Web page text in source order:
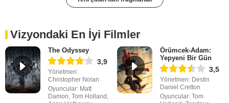
Vizyondaki En İyi Filmler
The Odyssey
3,9
Yönetmen:
Christopher Nolan
Oyuncular: Matt
Damon, Tom Holland,
Örümcek-Adam:
Yepyeni Bir Gün
3,5
Yönetmen: Destin
Daniel Cretton
Oyuncular: Tom